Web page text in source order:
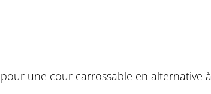
une cour carrossable en alternative à